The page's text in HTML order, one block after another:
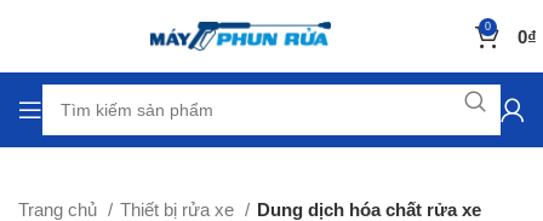
0 0₫
Trang chủ Thiết bị rửa xe Dung dịch hóa chất rửa xe